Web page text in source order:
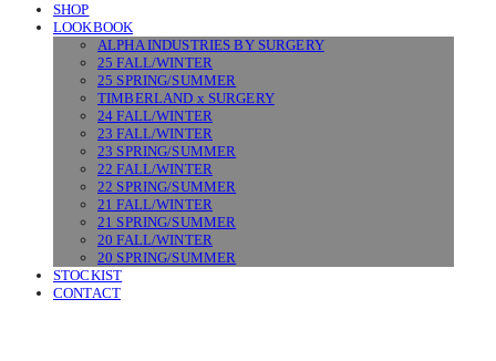
SHOP
LOOKBOOK
ALPHA INDUSTRIES BY SURGERY
25 FALL/WINTER
25 SPRING/SUMMER
TIMBERLAND x SURGERY
24 FALL/WINTER
23 FALL/WINTER
23 SPRING/SUMMER
22 FALL/WINTER
22 SPRING/SUMMER
21 FALL/WINTER
21 SPRING/SUMMER
20 FALL/WINTER
20 SPRING/SUMMER
STOCKIST
CONTACT